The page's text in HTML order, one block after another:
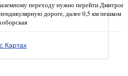
переходу нужно перейти
дороге, далее 0,5 км пешком